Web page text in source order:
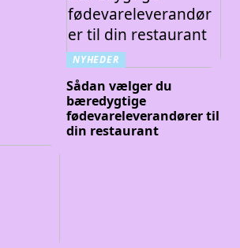
NYHEDER
Sådan vælger du
bæredygtige
fødevareleverandører til
din restaurant